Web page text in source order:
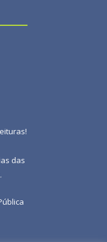
!
das